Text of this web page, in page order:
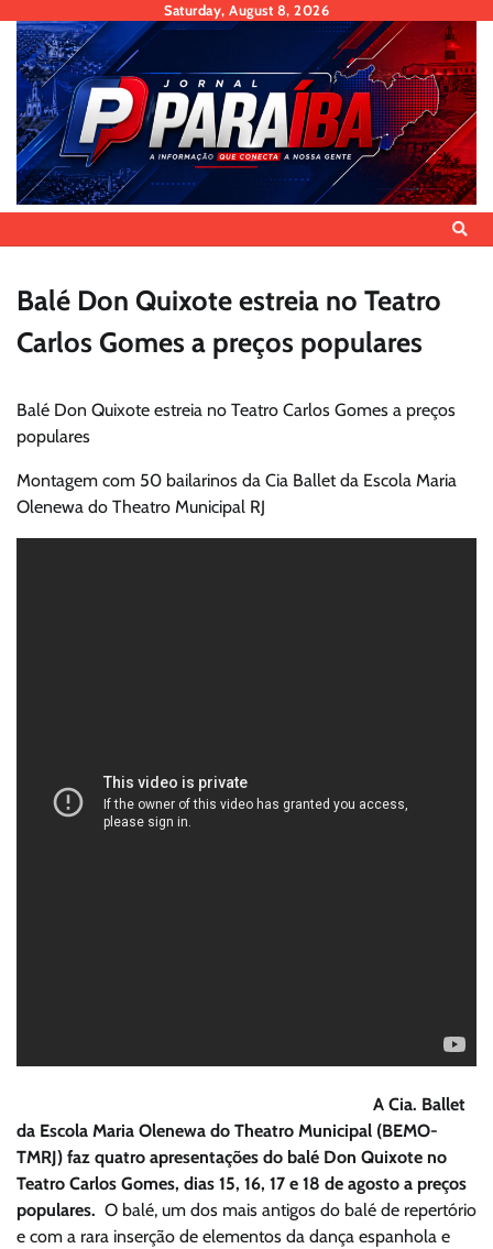
content
Saturday, August 8, 2026
Balé Don Quixote estreia no Teatro
Carlos Gomes a preços populares
Balé Don Quixote estreia no Teatro Carlos Gomes a preços
populares
Montagem com 50 bailarinos da Cia Ballet da Escola Maria
Olenewa do Theatro Municipal RJ
A Cia. Ballet
da Escola Maria Olenewa do Theatro Municipal (BEMO-
TMRJ) faz quatro apresentações do balé Don Quixote no
Teatro Carlos Gomes, dias 15, 16, 17 e 18 de agosto a preços
populares. O balé, um dos mais antigos do balé de repertório
e com a rara inserção de elementos da dança espanhola e